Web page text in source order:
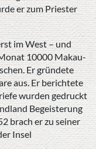
er zum Priester
im West – und
10000 Makau-
Er gründete
aus. Er berichtete
wurden gedruckt
Begeisterung
brach er zu seiner
Insel